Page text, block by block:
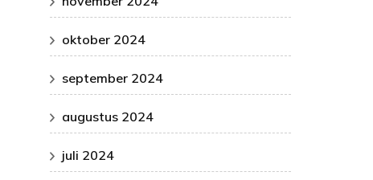
oktober 2024
september 2024
augustus 2024
juli 2024